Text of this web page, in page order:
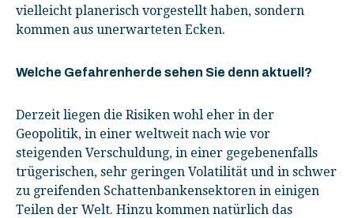
vielleicht planerisch vorgestellt haben, sondern
kommen aus unerwarteten Ecken.
Welche Gefahrenherde sehen Sie denn aktuell?
Derzeit liegen die Risiken wohl eher in der
Geopolitik, in einer weltweit nach wie vor
steigenden Verschuldung, in einer gegebenenfalls
trügerischen, sehr geringen Volatilität und in schwer
zu greifenden Schattenbankensektoren in einigen
Teilen der Welt. Hinzu kommen natürlich das